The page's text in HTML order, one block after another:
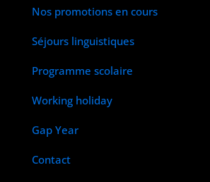
Nos promotions en cours
Séjours linguistiques
Programme scolaire
Working holiday
Gap Year
Contact